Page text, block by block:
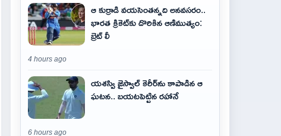
ఆ కుర్రాడి వయసెంతన్నది అనవసరం..
భారత క్రికెట్‌కు దొరికిన ఆణిముత్యం:
బ్రెట్ లీ
4 hours ago
యశస్వి జైస్వాల్ కెరీర్‌ను కాపాడిన ఆ
ఘటన.. బయటపెట్టిన రహానే
6 hours ago